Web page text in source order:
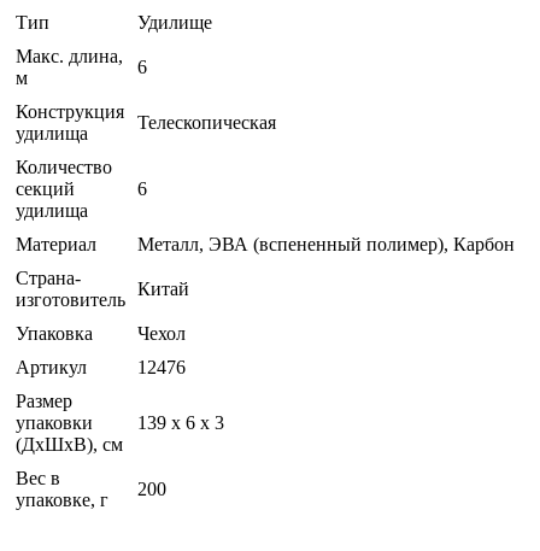
Тип
Удилище
Макс. длина,
м
6
Конструкция
удилища
Телескопическая
Количество
секций
удилища
6
Материал
Металл, ЭВА (вспененный полимер), Карбон
Страна-
изготовитель
Китай
Упаковка
Чехол
Артикул
12476
Размер
упаковки
(ДхШхВ), см
139 х 6 х 3
Вес в
упаковке, г
200